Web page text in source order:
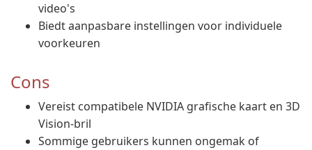
video's
Biedt aanpasbare instellingen voor individuele
voorkeuren
Cons
Vereist compatibele NVIDIA grafische kaart en 3D
Vision-bril
Sommige gebruikers kunnen ongemak of